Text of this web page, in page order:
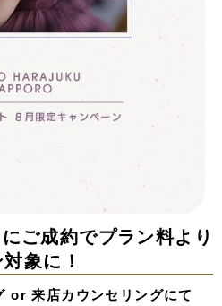
ご成約でプラン料より
象に！
or 来店カウンセリングにて